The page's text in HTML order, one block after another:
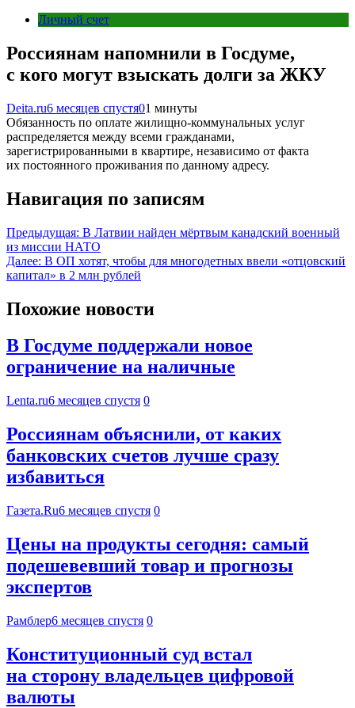
Личный счет
Россиянам напомнили в Госдуме,
с кого могут взыскать долги за ЖКУ
Deita.ru6 месяцев спустя01 минуты
Обязанность по оплате жилищно-коммунальных услуг
распределяется между всеми гражданами,
зарегистрированными в квартире, независимо от факта
их постоянного проживания по данному адресу.
Навигация по записям
Предыдущая: В Латвии найден мёртвым канадский военный
из миссии НАТО
Далее: В ОП хотят, чтобы для многодетных ввели «отцовский
капитал» в 2 млн рублей
Похожие новости
В Госдуме поддержали новое
ограничение на наличные
Lenta.ru6 месяцев спустя 0
Россиянам объяснили, от каких
банковских счетов лучше сразу
избавиться
Газета.Ru6 месяцев спустя 0
Цены на продукты сегодня: самый
подешевевший товар и прогнозы
экспертов
Рамблер6 месяцев спустя 0
Конституционный суд встал
на сторону владельцев цифровой
валюты